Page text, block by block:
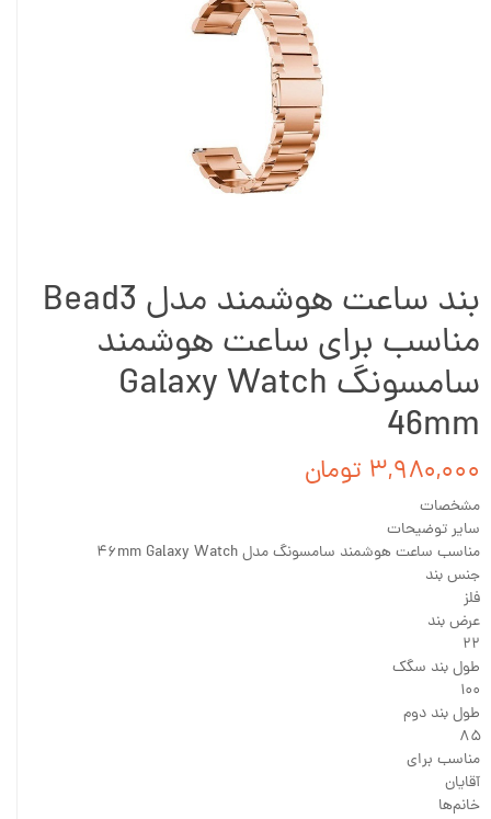
بند ساعت هوشمند مدل Bead3
مناسب برای ساعت هوشمند
سامسونگ Galaxy Watch
46mm
۳,۹۸۰,۰۰۰ تومان
مشخصات
سایر توضیحات
مناسب ساعت هوشمند سامسونگ مدل ۴۶mm Galaxy Watch
جنس بند
فلز
عرض بند
۲۲
طول بند سگک
۱۰۰
طول بند دوم
۸۵
مناسب برای
آقایان
خانم‌ها